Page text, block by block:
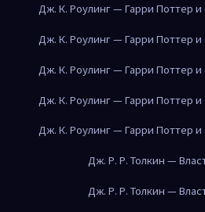
Дж. К. Роулинг — Гарри Поттер
Дж. К. Роулинг — Гарри Поттер
Дж. К. Роулинг — Гарри Поттер
Дж. К. Роулинг — Гарри Поттер
Дж. К. Роулинг — Гарри Поттер
Дж. Р. Р. Толкин —
Дж. Р. Р. Толкин —